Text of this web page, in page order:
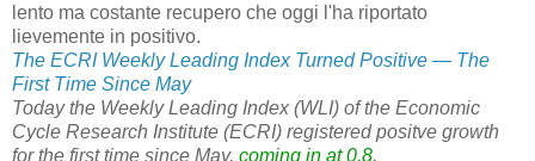
lento ma costante recupero che oggi l'ha riportato
lievemente in positivo.
The ECRI Weekly Leading Index Turned Positive — The
First Time Since May
Today the Weekly Leading Index (WLI) of the Economic
Cycle Research Institute (ECRI) registered positve growth
for the first time since May, coming in at 0.8.